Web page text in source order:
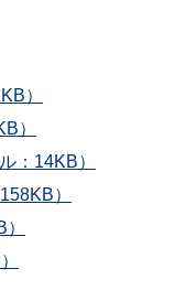
）
）
：14KB）
）